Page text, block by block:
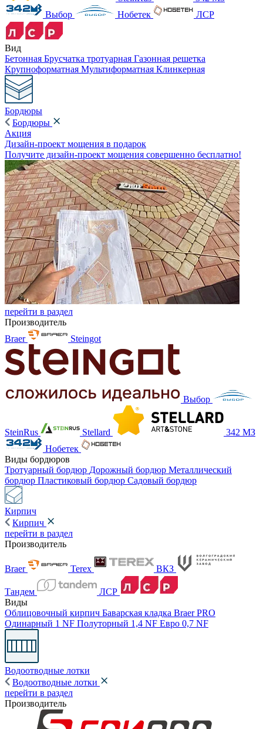
Выбор
Нобетек ЛСР
Вид
Бетонная Брусчатка тротуарная Газонная решетка
Крупноформатная Мультиформатная Клинкерная
Бордюры
Бордюры
Акция
Дизайн-проект мощения в подарок
Получите дизайн-проект мощения совершенно бесплатно!
перейти в раздел
Производитель
Braer
Steingot
Выбор
SteinRus Stellard
342 МЗ
Нобетек
Виды бордюров
Тротуарный бордюр Дорожный бордюр Металлический
бордюр Пластиковый бордюр Садовый бордюр
Кирпич
Кирпич
перейти в раздел
Производитель
Braer Terex ВКЗ
Тандем
ЛСР
Виды
Облицовочный кирпич Баварская кладка Braer PRO
Одинарный 1 NF Полуторный 1,4 NF Евро 0,7 NF
Водоотводные лотки
Водоотводные лотки
перейти в раздел
Производитель